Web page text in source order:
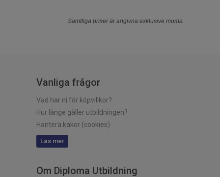
Samtliga priser är angivna exklusive moms.
Vanliga frågor
Vad har ni för köpvillkor?
Hur länge gäller utbildningen?
Hantera kakor (cookies)
Läs mer
Om Diploma Utbildning